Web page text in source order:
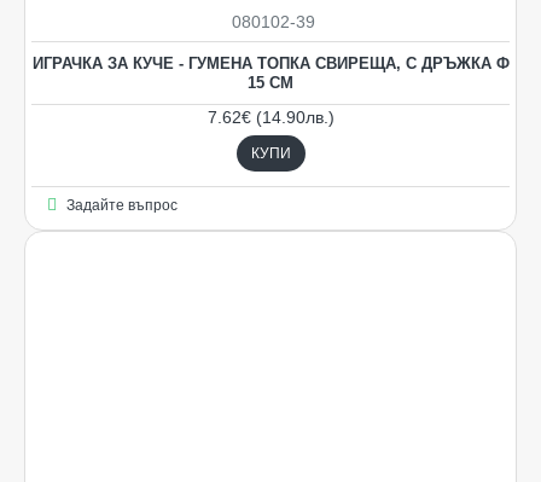
080102-39
ИГРАЧКА ЗА КУЧЕ - ГУМЕНА ТОПКА СВИРЕЩА, С ДРЪЖКА Ф
15 СМ
7.62€ (14.90лв.)
КУПИ
Задайте въпрос